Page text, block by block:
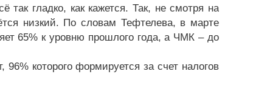
так гладко, как кажется. Так, не смотря на
низкий. По словам Тефтелева, в марте
65% к уровню прошлого года, а ЧМК – до
которого формируется за счет налогов